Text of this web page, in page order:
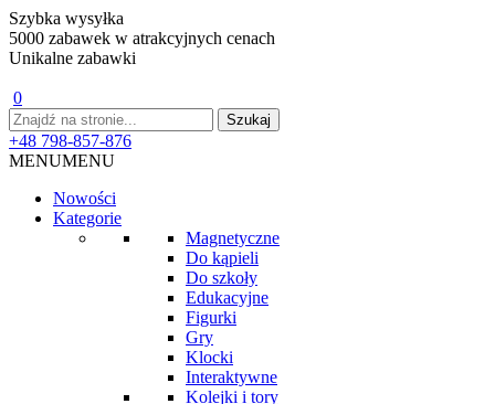
Szybka wysyłka
5000 zabawek w atrakcyjnych cenach
Unikalne zabawki
0
+48 798-857-876
MENUMENU
Nowości
Kategorie
Magnetyczne
Do kąpieli
Do szkoły
Edukacyjne
Figurki
Gry
Klocki
Interaktywne
Kolejki i tory